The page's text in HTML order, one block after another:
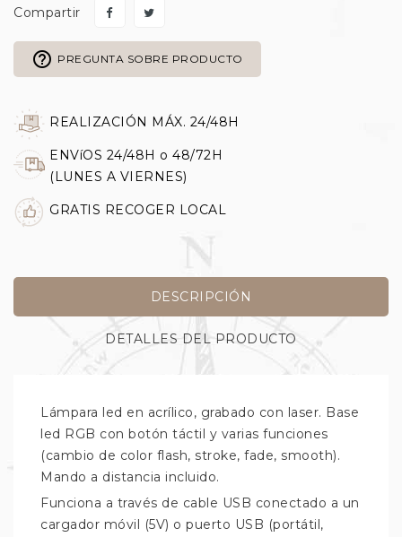
Compartir
help_outline PREGUNTA SOBRE PRODUCTO
REALIZACIÓN MÁX. 24/48H
ENVíOS 24/48H o 48/72H
(LUNES A VIERNES)
GRATIS RECOGER LOCAL
DESCRIPCIÓN
DETALLES DEL PRODUCTO
Lámpara led en acrílico, grabado con laser. Base
led RGB con botón táctil y varias funciones
(cambio de color flash, stroke, fade, smooth).
Mando a distancia incluido.
Funciona a través de cable USB conectado a un
cargador móvil (5V) o puerto USB (portátil,